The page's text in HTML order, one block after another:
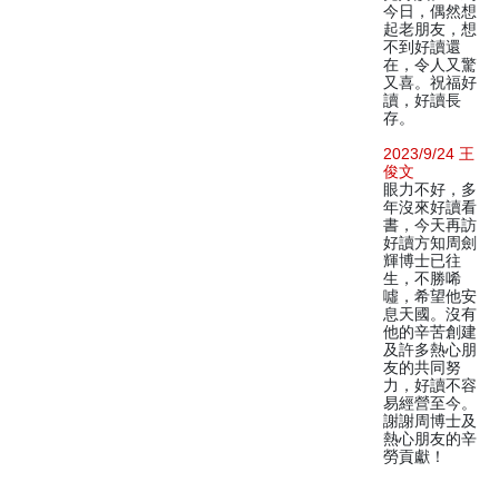
今日，偶然想
起老朋友，想
不到好讀還
在，令人又驚
又喜。祝福好
讀，好讀長
存。
2023/9/24 王
俊文
眼力不好，多
年沒來好讀看
書，今天再訪
好讀方知周劍
輝博士已往
生，不勝唏
噓，希望他安
息天國。沒有
他的辛苦創建
及許多熱心朋
友的共同努
力，好讀不容
易經營至今。
謝謝周博士及
熱心朋友的辛
勞貢獻！